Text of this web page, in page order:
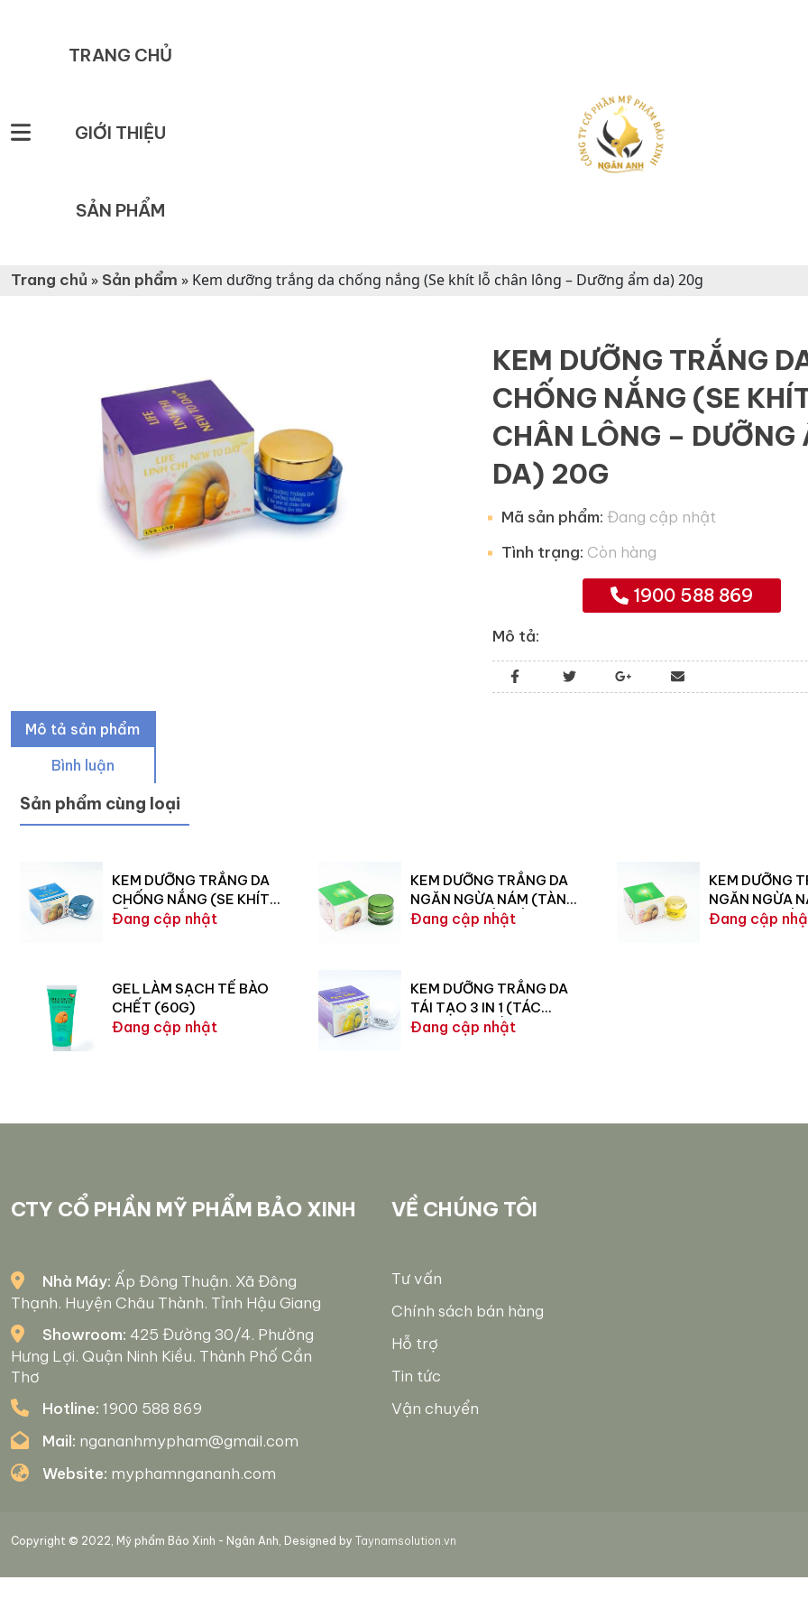
TRANG CHỦ
GIỚI THIỆU
SẢN PHẨM
Trang chủ »Sản phẩm » Kem dưỡng trắng da chống nắng (Se khít lỗ chân lông – Dưỡng ẩm da) 20g
KEM DƯỠNG TRẮNG
CHỐNG NẮNG (SE
CHÂN LÔNG – DƯỠNG
DA) 20G
Mã sản phẩm: Đang cập nhật
Tình trạng: Còn hàng
1900 588 869
Mô tả:
Mô tả sản phẩm
Bình luận
Sản phẩm cùng loại
KEM DƯỠNG TRẮNG DA
CHỐNG NẮNG (SE KHÍT
LỖ CHÂN LÔNG) 15G
Đang cập nhật
KEM DƯỠNG TRẮNG DA
NGĂN NGỪA NÁM (TÀN
NHANG – ĐỒI MỒI) 30G
Đang cập nhật
KEM DƯỠNG
NGĂN NGỪA
NHANG – ĐỒI
Đang cập
GEL LÀM SẠCH TẾ BÀO
CHẾT (60G)
Đang cập nhật
KEM DƯỠNG TRẮNG DA
TÁI TẠO 3 IN 1 (TÁC
ĐỘNG LÊN NẾP NHĂN –
Đang cập nhật
CTY CỔ PHẦN MỸ PHẨM BẢO XINH
Nhà Máy: Ấp Đông Thuận. Xã Đông
Thạnh. Huyện Châu Thành. Tỉnh Hậu Giang
Showroom: 425 Đường 30/4. Phường
Hưng Lợi. Quận Ninh Kiều. Thành Phố Cần
Thơ
Hotline: 1900 588 869
Mail: ngananhmypham@gmail.com
Website: myphamngananh.com
VỀ CHÚNG TÔI
Tư vấn
Chính sách bán hàng
Hỗ trợ
Tin tức
Vận chuyển
Copyright © 2022, Mỹ phẩm Bảo Xinh - Ngân Anh, Designed by Taynamsolution.vn